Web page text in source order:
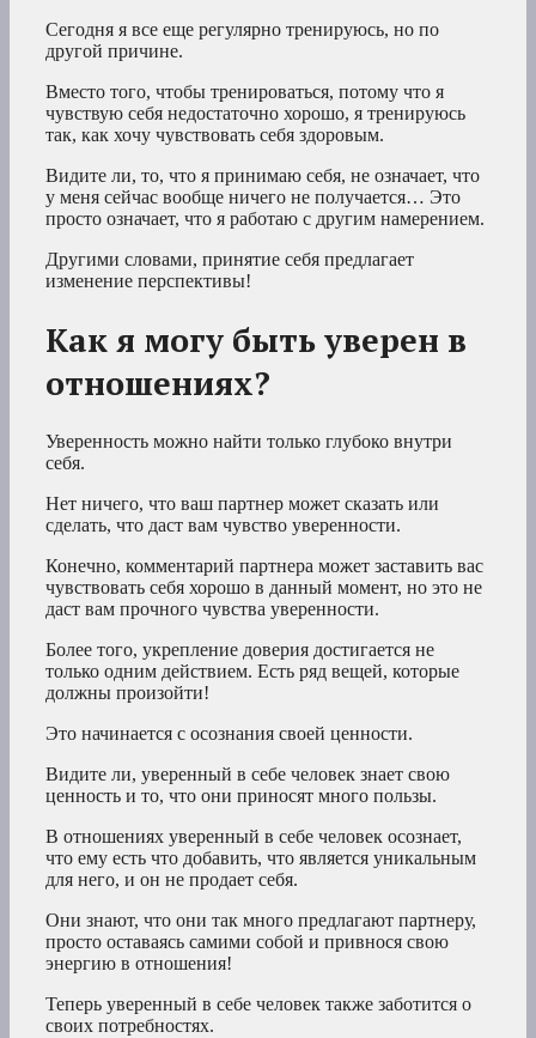
Сегодня я все еще регулярно тренируюсь, но по
другой причине.
Вместо того, чтобы тренироваться, потому что я
чувствую себя недостаточно хорошо, я тренируюсь
так, как хочу чувствовать себя здоровым.
Видите ли, то, что я принимаю себя, не означает, что
у меня сейчас вообще ничего не получается… Это
просто означает, что я работаю с другим намерением.
Другими словами, принятие себя предлагает
изменение перспективы!
Как я могу быть уверен в
отношениях?
Уверенность можно найти только глубоко внутри
себя.
Нет ничего, что ваш партнер может сказать или
сделать, что даст вам чувство уверенности.
Конечно, комментарий партнера может заставить вас
чувствовать себя хорошо в данный момент, но это не
даст вам прочного чувства уверенности.
Более того, укрепление доверия достигается не
только одним действием. Есть ряд вещей, которые
должны произойти!
Это начинается с осознания своей ценности.
Видите ли, уверенный в себе человек знает свою
ценность и то, что они приносят много пользы.
В отношениях уверенный в себе человек осознает,
что ему есть что добавить, что является уникальным
для него, и он не продает себя.
Они знают, что они так много предлагают партнеру,
просто оставаясь самими собой и привнося свою
энергию в отношения!
Теперь уверенный в себе человек также заботится о
своих потребностях.